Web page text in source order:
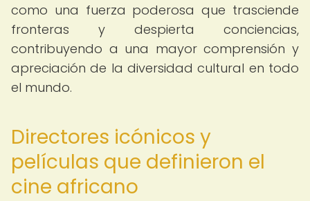
como una fuerza poderosa que trasciende
fronteras y despierta conciencias,
contribuyendo a una mayor comprensión y
apreciación de la diversidad cultural en todo
el mundo.
Directores icónicos y
películas que definieron el
cine africano